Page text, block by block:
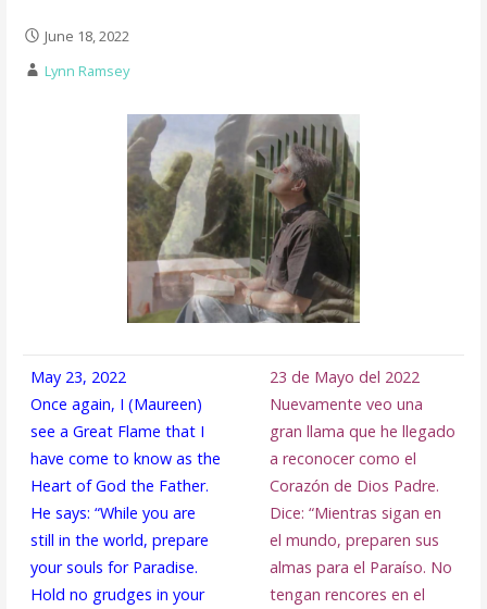
June 18, 2022
Lynn Ramsey
May 23, 2022
Once again, I (Maureen)
see a Great Flame that I
have come to know as the
Heart of God the Father.
He says: “While you are
still in the world, prepare
your souls for Paradise.
Hold no grudges in your
23 de Mayo del 2022
Nuevamente veo una
gran llama que he llegado
a reconocer como el
Corazón de Dios Padre.
Dice: “Mientras sigan en
el mundo, preparen sus
almas para el Paraíso. No
tengan rencores en el